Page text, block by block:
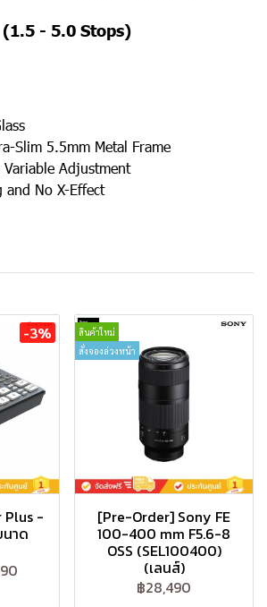
(1.5 - 5.0 Stops)
Slim 5.5mm Metal Frame
Adjustment
and No X-Effect
-3%
Plus -
นาด
สินค้าใหม่
สั่งจองล่วงหน้า
[Pre-Order] Sony FE
100-400 mm F5.6-8
OSS (SEL100400)
(เลนส์)
฿28,490